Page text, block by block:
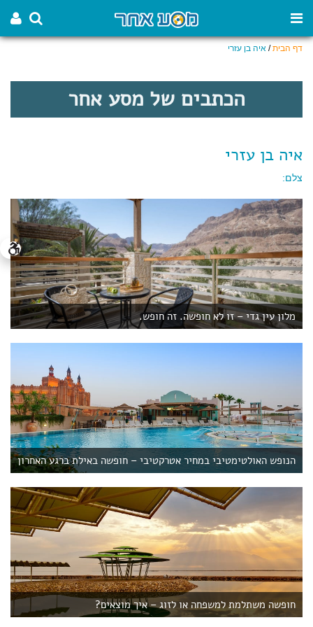
דף הבית/ איה בן עזרי
הכתבים של מסע אחר
איה בן עזרי
צלם:
מלון עין גדי – זו לא חופשה. זה חופש.
הנופש האולטימטיבי במחיר אטרקטיבי – חופשה באילת ברגע האחרון
חופשה משתלמת למשפחה או לזוג – איך מוצאים?